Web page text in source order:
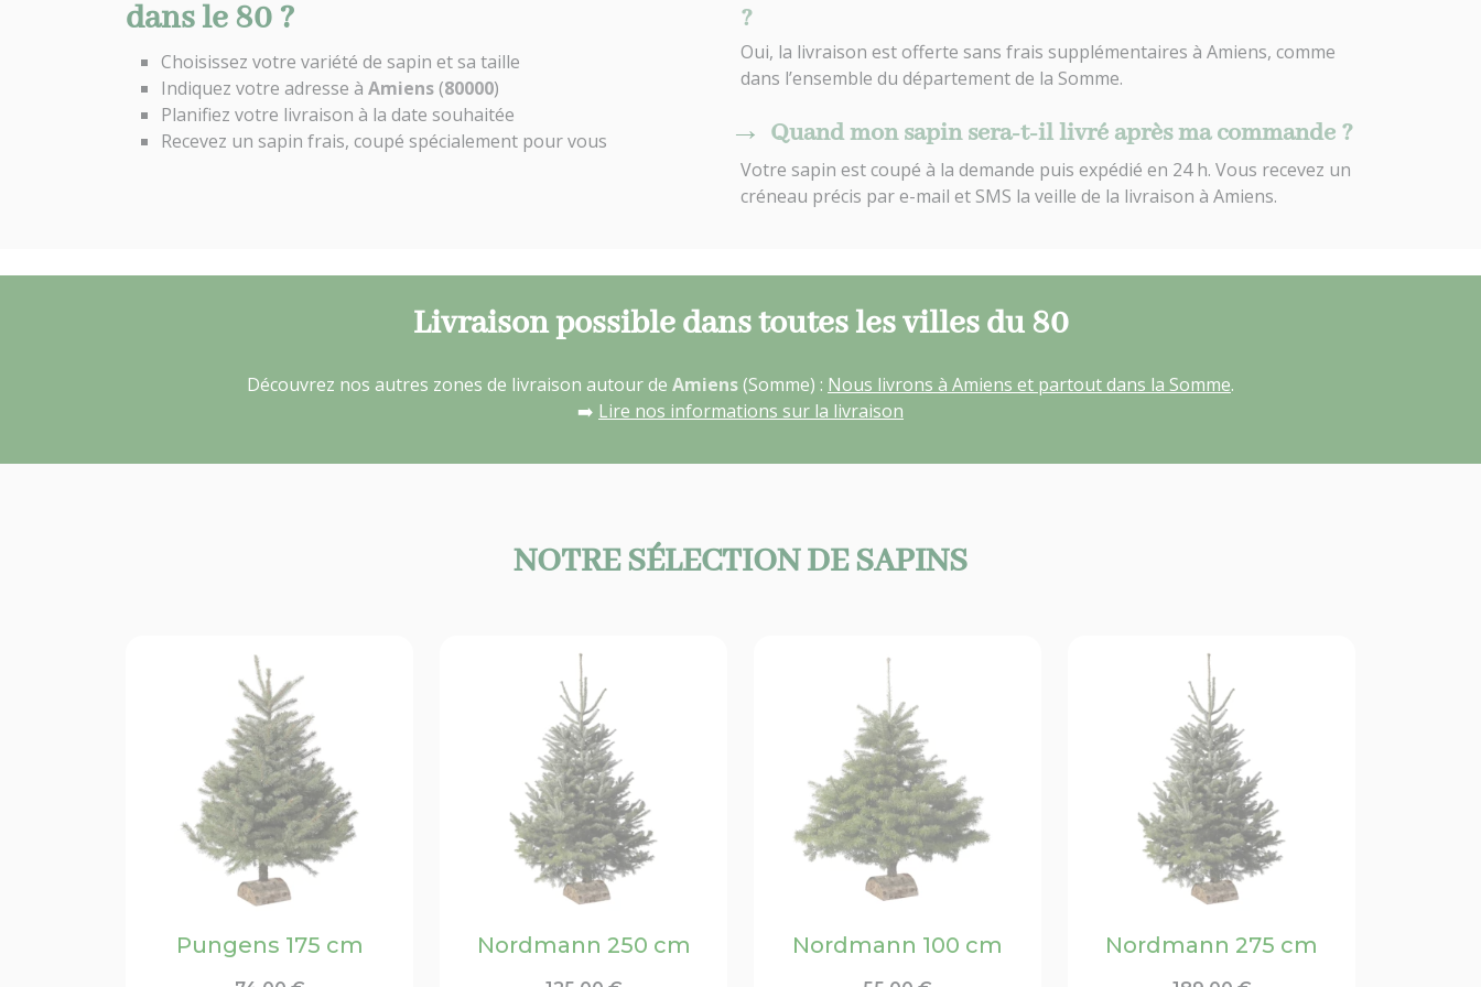
dans le 80 ?
Choisissez votre variété de sapin et sa taille
Indiquez votre adresse à Amiens(80000)
Planifiez votre livraison à la date souhaitée
Recevez un sapin frais, coupé spécialement pour vous
?
Oui, la livraison est offerte sans frais supplémentaires à Amiens, comme
dans l’ensemble du département de la Somme.
Quand mon sapin sera-t-il livré après ma commande ?
Votre sapin est coupé à la demande puis expédié en 24 h. Vous recevez un
créneau précis par e-mail et SMS la veille de la livraison à Amiens.
Livraison possible dans toutes les villes du 80
Découvrez nos autres zones de livraison autour de Amiens(Somme) : Nous livrons à Amiens et partout dans la Somme.
➡️ Lire nos informations sur la livraison
NOTRE SÉLECTION DE SAPINS
Pungens 175 cm Nordmann 250 cm Nordmann 100 cm Nordmann 275 cm